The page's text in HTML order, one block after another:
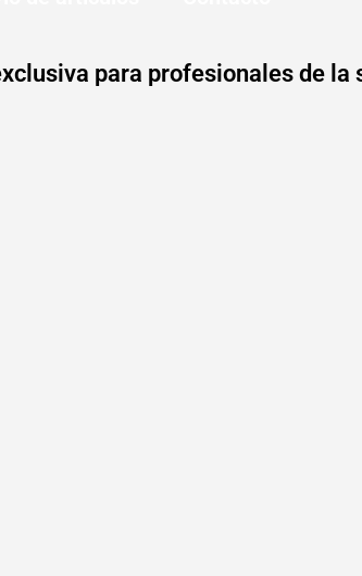
para profesionales de la